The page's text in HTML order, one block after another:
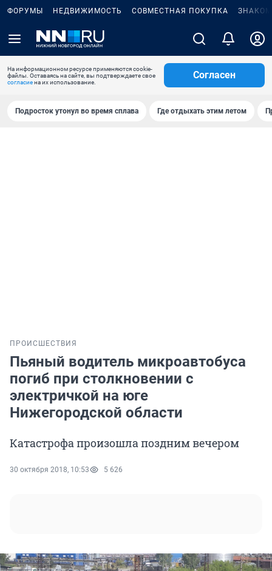
ФОРУМЫ НЕДВИЖИМОСТЬ СОВМЕСТНАЯ ПОКУПКА
На информационном ресурсе применяются cookie-
файлы. Оставаясь на сайте, вы подтверждаете свое
согласиена их использование.
Согласен
Подросток утонул во время сплава Где отдыхать этим летом
ПРОИСШЕСТВИЯ
Пьяный водитель микроавтобуса
погиб при столкновении с
электричкой на юге
Нижегородской области
Катастрофа произошла поздним вечером
30 октября 2018, 10:53 5 626